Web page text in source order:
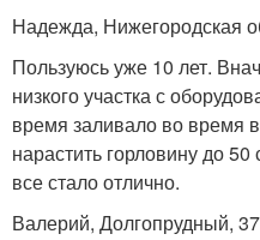
Надежда, Нижегородская
Пользуюсь уже 10 лет.
низкого участка с
время заливало во время
нарастить горловину до
все стало отлично.
Валерий, Долгопрудный,